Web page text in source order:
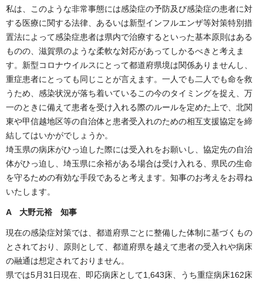
私は、このような非常事態には感染症の予防及び感染症の患者に対
する医療に関する法律、あるいは新型インフルエンザ等対策特別措
置法によって感染症患者は県内で治療するといった基本原則はある
ものの、滋賀県のような柔軟な対応があってしかるべきと考えま
す。新型コロナウイルスにとって都道府県境は関係ありませんし、
重症患者にとっても同じことが言えます。一人でも二人でも命を救
うため、感染状況が落ち着いているこの今のタイミングを捉え、万
一のときに備えて患者を受け入れる際のルールを定めた上で、北関
東や甲信越地区等の自治体と患者受入れのための相互支援協定を締
結してはいかがでしょうか。
埼玉県の病床がひっ迫した際には受入れをお願いし、協定先の自治
体がひっ迫し、埼玉県に余裕がある場合は受け入れる、県民の生命
を守るための有効な手段であると考えます。知事のお考えをお尋ね
いたします。
A 大野元裕 知事
現在の感染症対策では、都道府県ごとに整備した体制に基づくもの
とされており、原則として、都道府県を越えて患者の受入れや病床
の融通は想定されておりません。
県では5月31日現在、即応病床として1,643床、うち重症病床162床